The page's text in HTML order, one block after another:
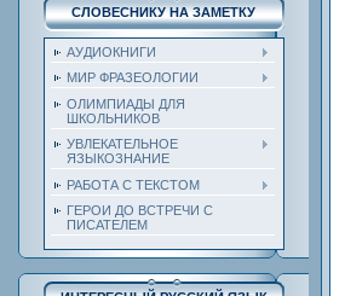
СЛОВЕСНИКУ НА ЗАМЕТКУ
АУДИОКНИГИ
МИР ФРАЗЕОЛОГИИ
ОЛИМПИАДЫ ДЛЯ
ШКОЛЬНИКОВ
УВЛЕКАТЕЛЬНОЕ
ЯЗЫКОЗНАНИЕ
РАБОТА С ТЕКСТОМ
ГЕРОИ ДО ВСТРЕЧИ С
ПИСАТЕЛЕМ